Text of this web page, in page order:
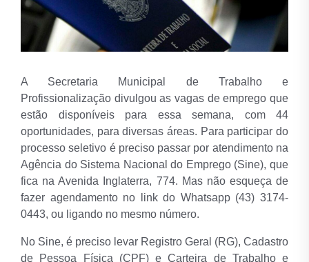
A Secretaria Municipal de Trabalho e
Profissionalização divulgou as vagas de emprego que
estão disponíveis para essa semana, com 44
oportunidades, para diversas áreas. Para participar do
processo seletivo é preciso passar por atendimento na
Agência do Sistema Nacional do Emprego (Sine), que
fica na Avenida Inglaterra, 774. Mas não esqueça de
fazer agendamento no link do Whatsapp (43) 3174-
0443, ou ligando no mesmo número.
No Sine, é preciso levar Registro Geral (RG), Cadastro
de Pessoa Física (CPF) e Carteira de Trabalho e